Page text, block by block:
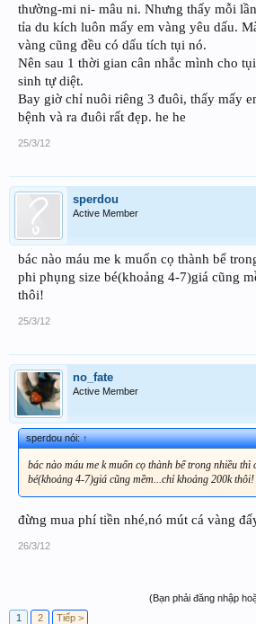
thường-mi ni- mâu ni. Nhưng thấy mỗi
tỉa du kích luôn mấy em vàng yêu dấu.
vàng cũng đều có dấu tích tụi nó.
Nên sau 1 thời gian cân nhắc mình cho
sinh tự diệt.
Bay giờ chỉ nuôi riêng 3 đuôi, thấy mấy
bệnh và ra đuôi rất đẹp. he he
25/3/12
sperdou
Active Member
bác nào máu me k muốn cọ thành bể
phi phụng size bé(khoảng 4-7)giá cũng
thôi!
25/3/12
no_fate
Active Member
sperdou nói:↑
bác nào máu me k muốn cọ thành bể trong nhiều thì
bé(khoảng 4-7)giá cũng mềm...chỉ khoảng 200k thôi!
đừng mua phí tiền nhé,nó mút cá vàng
26/3/12
(Bạn phải đăng nhập
1
2 Tiếp >